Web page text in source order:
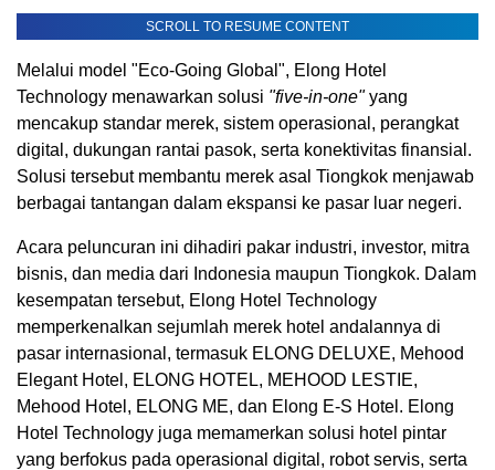
SCROLL TO RESUME CONTENT
Melalui model "Eco-Going Global", Elong Hotel
Technology menawarkan solusi "five-in-one"yang
mencakup standar merek, sistem operasional, perangkat
digital, dukungan rantai pasok, serta konektivitas finansial.
Solusi tersebut membantu merek asal Tiongkok menjawab
berbagai tantangan dalam ekspansi ke pasar luar negeri.
Acara peluncuran ini dihadiri pakar industri, investor, mitra
bisnis, dan media dari Indonesia maupun Tiongkok. Dalam
kesempatan tersebut, Elong Hotel Technology
memperkenalkan sejumlah merek hotel andalannya di
pasar internasional, termasuk ELONG DELUXE, Mehood
Elegant Hotel, ELONG HOTEL, MEHOOD LESTIE,
Mehood Hotel, ELONG ME, dan Elong E-S Hotel. Elong
Hotel Technology juga memamerkan solusi hotel pintar
yang berfokus pada operasional digital, robot servis, serta